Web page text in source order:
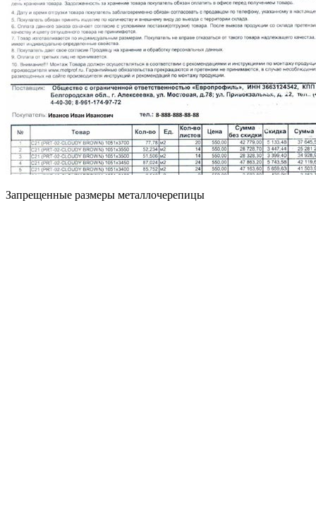
Запрещенные размеры металлочерепицы